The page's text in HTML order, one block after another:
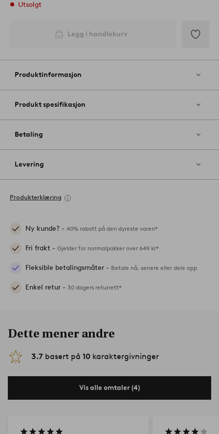
Utsolgt
Legg i handlekurv
til
Produktinformasjon
Produkt spesifikasjon
Betaling
Levering
Produkterklæring
Ny kunde? - 40% rabatt på den dyreste varen*
Fri frakt - Gjelder for normalpakker over 649 kr*
Fleksible betalingsmåter - Betale nå, senere eller dele opp
Enkel retur - 30 dagers returrett*
Dette mener andre
3.7 basert på 10 karaktergivninger
Vis alle omtaler (4)